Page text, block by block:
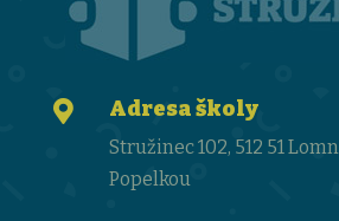
 Adresa školy
Stružinec 102, 512 51
Popelkou